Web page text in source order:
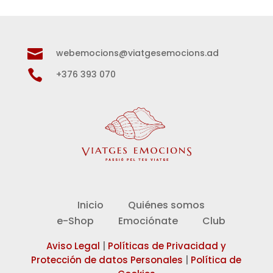
 webemocions@viatgesemocions.ad
 +376 393 070
Inicio
Quiénes somos
e-Shop
Emociónate Club
Aviso Legal
Políticas de Privacidad y
Protección de datos Personales
Política de